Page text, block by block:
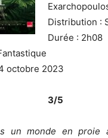
Distribution :
Durée : 2h08
octobre 2023
3/5
un monde en proie